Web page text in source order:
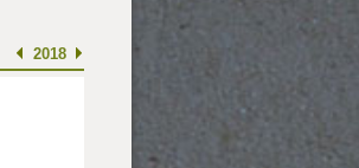
2018